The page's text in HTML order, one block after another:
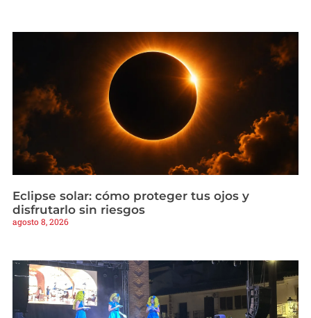
Eclipse solar: cómo proteger tus ojos y
disfrutarlo sin riesgos
agosto 8, 2026